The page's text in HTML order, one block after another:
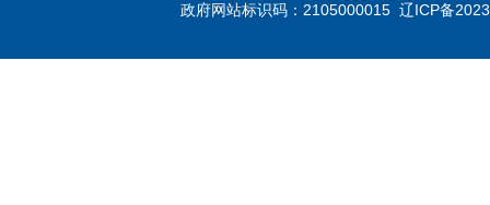
政府网站标识码：2105000015 辽ICP备